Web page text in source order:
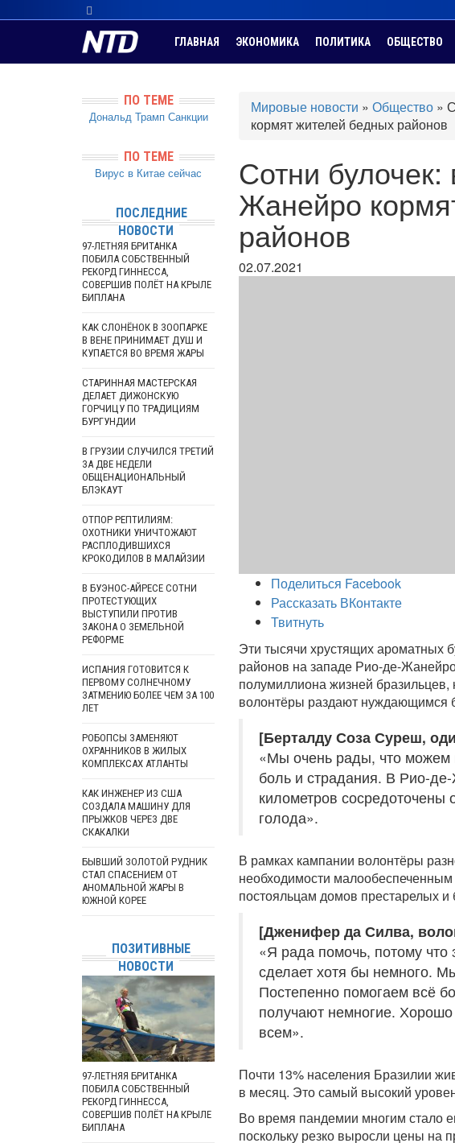
ГЛАВНАЯ ЭКОНОМИКА ПОЛИТИКА ОБЩЕСТВО
Мировые новости » Общество »
кормят жителей бедных районов
Сотни
Жанейро
районов
02.07.2021
Поделиться Facebook
Рассказать ВКонтакте
Твитнуть
Эти тысячи хрустящих ароматных
районов на западе Рио-де-
полумиллиона жизней
волонтёры раздают нуждающимся
[Берталду Соза Суреш,
«Мы очень рады, что можем
боль и страдания. В Рио-
километров сосредоточены
голода».
В рамках кампании волонтёры
необходимости
постояльцам домов престарелых
[Дженифер да Силва,
«Я рада помочь, потому
сделает хотя бы немного.
Постепенно помогаем всё
получают немногие.
всем».
Почти 13% населения Бразилии
в месяц. Это самый высокий
Во время пандемии многим стало
поскольку резко выросли цены на
ПО ТЕМЕ
Дональд Трамп Санкции
ПО ТЕМЕ
Вирус в Китае сейчас
ПОСЛЕДНИЕ
НОВОСТИ
97-ЛЕТНЯЯ БРИТАНКА
ПОБИЛА СОБСТВЕННЫЙ
РЕКОРД ГИННЕССА,
СОВЕРШИВ ПОЛЁТ НА КРЫЛЕ
БИПЛАНА
КАК СЛОНЁНОК В ЗООПАРКЕ
В ВЕНЕ ПРИНИМАЕТ ДУШ И
КУПАЕТСЯ ВО ВРЕМЯ ЖАРЫ
СТАРИННАЯ МАСТЕРСКАЯ
ДЕЛАЕТ ДИЖОНСКУЮ
ГОРЧИЦУ ПО ТРАДИЦИЯМ
БУРГУНДИИ
В ГРУЗИИ СЛУЧИЛСЯ ТРЕТИЙ
ЗА ДВЕ НЕДЕЛИ
ОБЩЕНАЦИОНАЛЬНЫЙ
БЛЭКАУТ
ОТПОР РЕПТИЛИЯМ:
ОХОТНИКИ УНИЧТОЖАЮТ
РАСПЛОДИВШИХСЯ
КРОКОДИЛОВ В МАЛАЙЗИИ
В БУЭНОС-АЙРЕСЕ СОТНИ
ПРОТЕСТУЮЩИХ
ВЫСТУПИЛИ ПРОТИВ
ЗАКОНА О ЗЕМЕЛЬНОЙ
РЕФОРМЕ
ИСПАНИЯ ГОТОВИТСЯ К
ПЕРВОМУ СОЛНЕЧНОМУ
ЗАТМЕНИЮ БОЛЕЕ ЧЕМ ЗА 100
ЛЕТ
РОБОПСЫ ЗАМЕНЯЮТ
ОХРАННИКОВ В ЖИЛЫХ
КОМПЛЕКСАХ АТЛАНТЫ
КАК ИНЖЕНЕР ИЗ США
СОЗДАЛА МАШИНУ ДЛЯ
ПРЫЖКОВ ЧЕРЕЗ ДВЕ
СКАКАЛКИ
БЫВШИЙ ЗОЛОТОЙ РУДНИК
СТАЛ СПАСЕНИЕМ ОТ
АНОМАЛЬНОЙ ЖАРЫ В
ЮЖНОЙ КОРЕЕ
ПОЗИТИВНЫЕ
НОВОСТИ
97-ЛЕТНЯЯ БРИТАНКА
ПОБИЛА СОБСТВЕННЫЙ
РЕКОРД ГИННЕССА,
СОВЕРШИВ ПОЛЁТ НА КРЫЛЕ
БИПЛАНА